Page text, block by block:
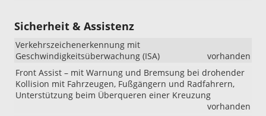
Sicherheit & Assistenz
Verkehrszeichenerkennung mit
Geschwindigkeitsüberwachung (ISA)
vorhanden
Front Assist – mit Warnung und Bremsung bei drohender
Kollision mit Fahrzeugen, Fußgängern und Radfahrern,
Unterstützung beim Überqueren einer Kreuzung
vorhanden